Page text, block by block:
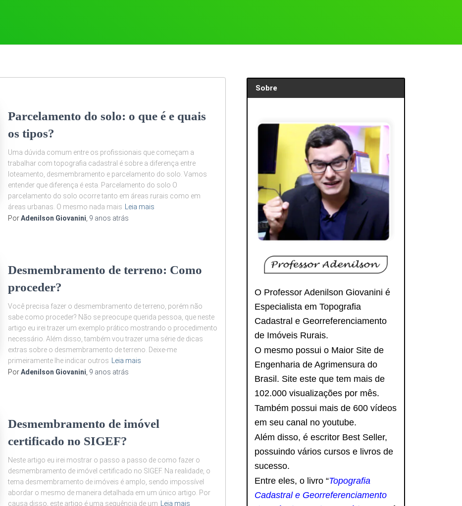
Parcelamento do solo: o que é e quais
os tipos?
Uma dúvida comum entre os profissionais que começam a
trabalhar com topografia cadastral é sobre a diferença entre
loteamento, desmembramento e parcelamento do solo. Vamos
entender que diferença é esta. Parcelamento do solo O
parcelamento do solo ocorre tanto em áreas rurais como em
áreas urbanas. O mesmo nada mais Leia mais
PorAdenilson Giovanini 9 anos atrás
Desmembramento de terreno: Como
proceder?
Você precisa fazer o desmembramento de terreno, porém não
sabe como proceder? Não se preocupe querida pessoa, que neste
artigo eu irei trazer um exemplo prático mostrando o procedimento
necessário. Além disso, também vou trazer uma série de dicas
extras sobre o desmembramento de terreno. Deixe-me
primeiramente lhe indicar outros Leia mais
PorAdenilson Giovanini 9 anos atrás
Desmembramento de imóvel
certificado no SIGEF?
Neste artigo eu irei mostrar o passo a passo de como fazer o
desmembramento de imóvel certificado no SIGEF. Na realidade, o
tema desmembramento de imóveis é amplo, sendo impossível
abordar o mesmo de maneira detalhada em um único artigo. Por
causa disso, este artigo é uma sequência de um Leia mais
Sobre
O Professor Adenilson Giovanini é
Especialista em Topografia
Cadastral e Georreferenciamento
de Imóveis Rurais.
O mesmo possui o Maior Site de
Engenharia de Agrimensura do
Brasil. Site este que tem mais de
102.000 visualizações por mês.
Também possui mais de 600 vídeos
em seu canal no youtube.
Além disso, é escritor Best Seller,
possuindo vários cursos e livros de
sucesso.
Entre eles, o livro “Topografia
Cadastral e Georreferenciamento